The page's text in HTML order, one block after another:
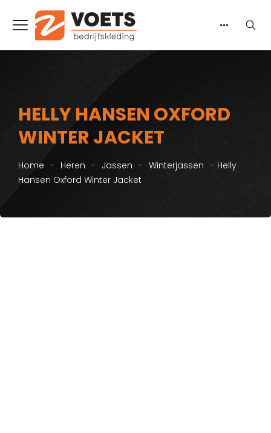
HELLY HANSEN OXFORD
WINTER JACKET
Home - Heren - Jassen - Winterjassen - Helly
Hansen Oxford Winter Jacket